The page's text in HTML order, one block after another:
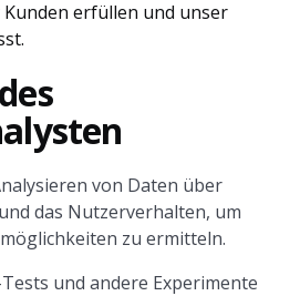
erfüllen und unser
von Daten über
das Nutzerverhalten, um
zu ermitteln.
und andere Experimente